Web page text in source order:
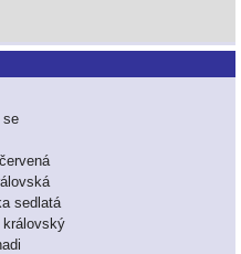
se
sedlatá
královský